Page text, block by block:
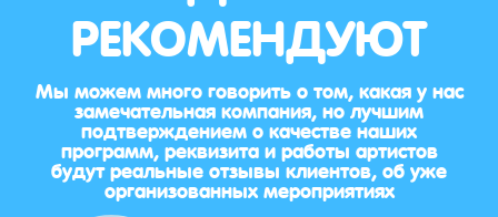
РЕКОМЕНДУЮТ
Мы можем много говорить о том, какая у нас
замечательная компания, но лучшим
подтверждением о качестве наших
программ, реквизита и работы артистов
будут реальные отзывы клиентов, об уже
организованных мероприятиях